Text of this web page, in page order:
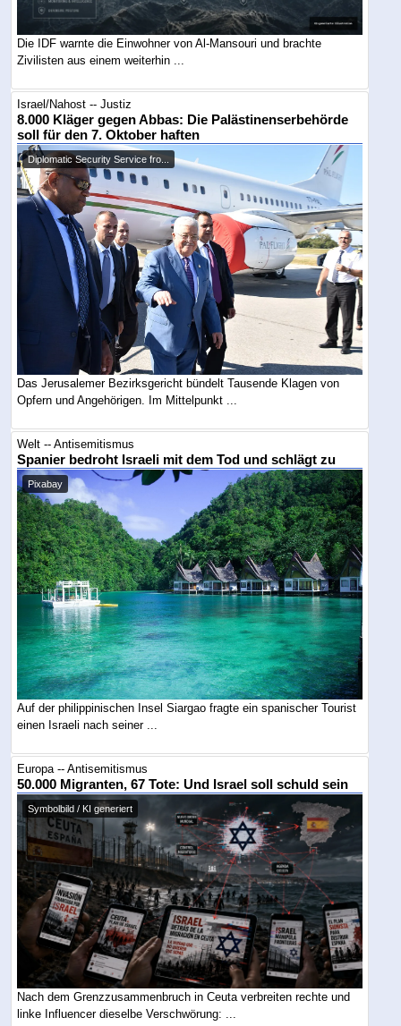
Die IDF warnte die Einwohner von Al-Mansouri und brachte
Zivilisten aus einem weiterhin ...
Israel/Nahost -- Justiz
8.000 Kläger gegen Abbas: Die Palästinenserbehörde
soll für den 7. Oktober haften
Diplomatic Security Service fro...
Das Jerusalemer Bezirksgericht bündelt Tausende Klagen von
Opfern und Angehörigen. Im Mittelpunkt ...
Welt -- Antisemitismus
Spanier bedroht Israeli mit dem Tod und schlägt zu
Pixabay
Auf der philippinischen Insel Siargao fragte ein spanischer Tourist
einen Israeli nach seiner ...
Europa -- Antisemitismus
50.000 Migranten, 67 Tote: Und Israel soll schuld sein
Symbolbild / KI generiert
Nach dem Grenzzusammenbruch in Ceuta verbreiten rechte und
linke Influencer dieselbe Verschwörung: ...